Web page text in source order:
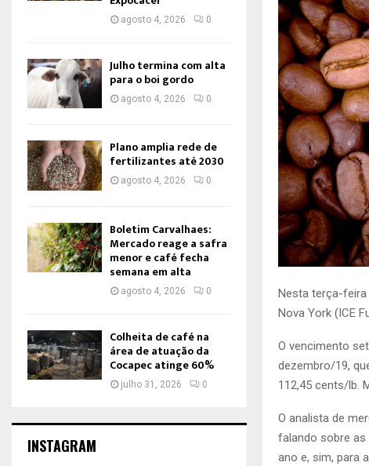
Nesta terça-
Nova York (ICE
O vencimento
dezembro/19,
112,45 cents/lb.
O analista de
falando sobre as
ano e, sim, para
agosto 4, 2026 0
Julho termina com alta
para o boi gordo
agosto 4, 2026 0
Plano amplia rede de
fertilizantes até 2030
agosto 4, 2026 0
Boletim Carvalhaes:
Mercado reage a safra
menor e café fecha
semana em alta
agosto 4, 2026 0
Colheita de café na
área de atuação da
Cocapec atinge 60%
julho 31, 2026 0
INSTAGRAM